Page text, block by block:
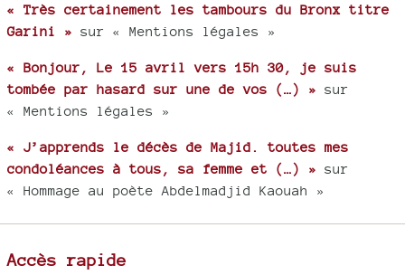
« Très certainement les tambours du Bronx titre
Garini » sur « Mentions légales »
« Bonjour, Le 15 avril vers 15h 30, je suis
tombée par hasard sur une de vos (…) » sur
« Mentions légales »
« J’apprends le décès de Majid. toutes mes
condoléances à tous, sa femme et (…) » sur
« Hommage au poète Abdelmadjid Kaouah »
Accès rapide